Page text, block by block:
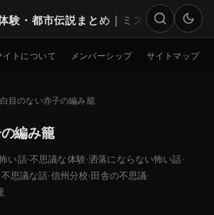
験・都市伝説まとめ｜ミステリー
検索
イトについて メンバーシップ サイトマップ
白目のない赤子の編み籠
編み籠
い話·不思議な体験·洒落にならない怖い話·
不思議な話·信州分校· 田舎の不思議·